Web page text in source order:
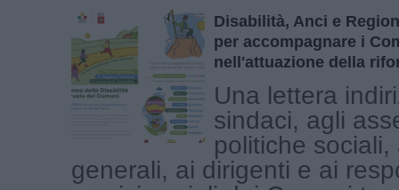
Disabilità, Anci e
per accompagnare i
nell'attuazione della
Una lettera
sindaci, agli
politiche sociali,
generali, ai dirigenti e ai